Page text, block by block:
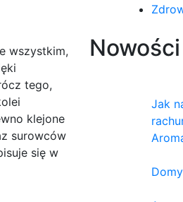
wszystkim,
tego,
klejone
surowców
się w
Nowości
Jak